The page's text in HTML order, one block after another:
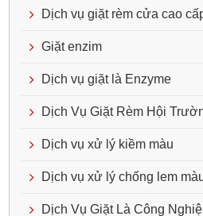
Dịch vụ giặt rèm cửa cao
Giặt enzim
Dịch vụ giặt là Enzyme
Dịch Vụ Giặt Rèm Hội
Dịch vụ xử lý kiềm màu
Dịch vụ xử lý chống lem
Dịch Vụ Giặt Là Công